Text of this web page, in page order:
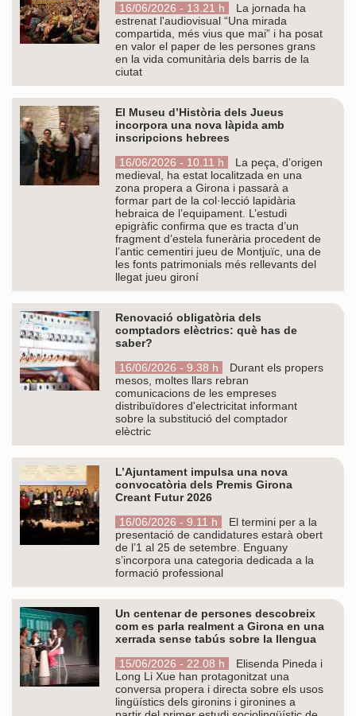
16/06/2026 - 13.21 h
La jornada ha
estrenat l'audiovisual “Una mirada
compartida, més vius que mai” i ha posat
en valor el paper de les persones grans
en la vida comunitària dels barris de la
ciutat
El Museu d’Història dels Jueus
incorpora una nova làpida amb
inscripcions hebrees
16/06/2026 - 10.11 h
La peça, d’origen
medieval, ha estat localitzada en una
zona propera a Girona i passarà a
formar part de la col·lecció lapidària
hebraica de l’equipament. L’estudi
epigràfic confirma que es tracta d’un
fragment d’estela funerària procedent de
l’antic cementiri jueu de Montjuïc, una de
les fonts patrimonials més rellevants del
llegat jueu gironí
Renovació obligatòria dels
comptadors elèctrics: què has de
saber?
16/06/2026 - 9.38 h
Durant els propers
mesos, moltes llars rebran
comunicacions de les empreses
distribuïdores d'electricitat informant
sobre la substitució del comptador
elèctric
L’Ajuntament impulsa una nova
convocatòria dels Premis Girona
Creant Futur 2026
16/06/2026 - 9.11 h
El termini per a la
presentació de candidatures estarà obert
de l’1 al 25 de setembre. Enguany
s’incorpora una categoria dedicada a la
formació professional
Un centenar de persones descobreix
com es parla realment a Girona en una
xerrada sense tabús sobre la llengua
15/06/2026 - 22.08 h
Elisenda Pineda i
Long Li Xue han protagonitzat una
conversa propera i directa sobre els usos
lingüístics dels gironins i gironines a